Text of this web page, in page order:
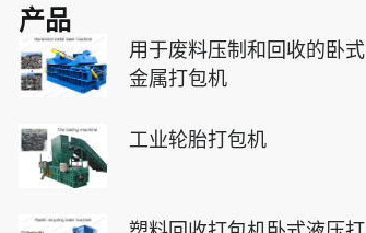
产品
用于废料压制和回收的卧式
金属打包机
工业轮胎打包机